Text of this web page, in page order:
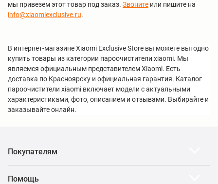
мы привезем этот товар под заказ. Звоните или пишите на
info@xiaomiexclusive.ru.
В интернет-магазине Xiaomi Exclusive Store вы можете выгодно
купить товары из категории пароочистители xiaomi. Мы
являемся официальным представителем Xiaomi. Есть
доставка по Красноярску и официальная гарантия. Каталог
пароочистители xiaomi включает модели с актуальными
характеристиками, фото, описанием и отзывами. Выбирайте и
заказывайте онлайн.
Покупателям
Помощь